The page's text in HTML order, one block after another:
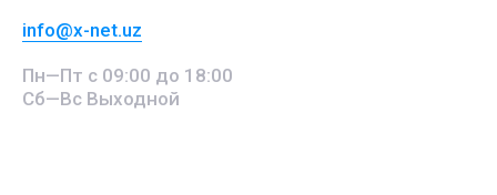
info@x-net.uz
Пн—Пт с 09:00 до 18:00
Сб—Вс Выходной